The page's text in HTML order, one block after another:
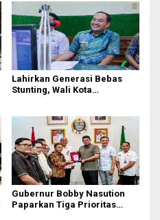
Lahirkan Generasi Bebas
Stunting, Wali Kota
Gubernur Bobby Nasution
Paparkan Tiga Prioritas